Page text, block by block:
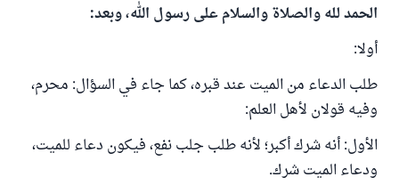
الحمد لله والصلاة والسلام على رسول الله، وبعد:
أولا:
طلب الدعاء من الميت عند قبره، كما جاء في السؤال: محرم،
وفيه قولان لأهل العلم:
الأول: أنه شرك أكبر؛ لأنه طلب جلب نفع، فيكون دعاء للميت،
ودعاء الميت شرك.